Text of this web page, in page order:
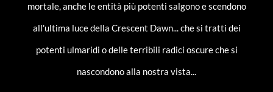
RESIN MINIATURES
NOTIZIE
mortale, anche le entità più potenti salgono e scendono
all'ultima luce della Crescent Dawn... che si tratti dei
potenti ulmaridi o delle terribili radici oscure che si
nascondono alla nostra vista...